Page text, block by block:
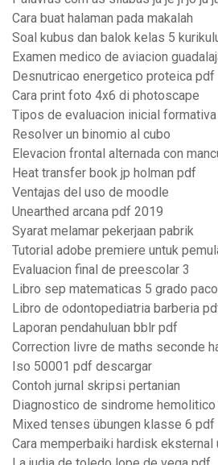
Cara buat halaman pada makalah
Soal kubus dan balok kelas 5
Examen medico de aviacion
Desnutricao energetico proteica pdf
Cara print foto 4x6 di photoscape
Tipos de evaluacion inicial
Resolver un binomio al cubo
Elevacion frontal alternada con
Heat transfer book jp holman pdf
Ventajas del uso de moodle
Unearthed arcana pdf 2019
Syarat melamar pekerjaan pabrik
Tutorial adobe premiere untuk
Evaluacion final de preescolar 3
Libro sep matematicas 5 grado
Libro de odontopediatria barberia
Laporan pendahuluan bblr pdf
Correction livre de maths seconde
Iso 50001 pdf descargar
Contoh jurnal skripsi pertanian
Diagnostico de sindrome
Mixed tenses übungen klasse 6 pdf
Cara memperbaiki hardisk eksternal